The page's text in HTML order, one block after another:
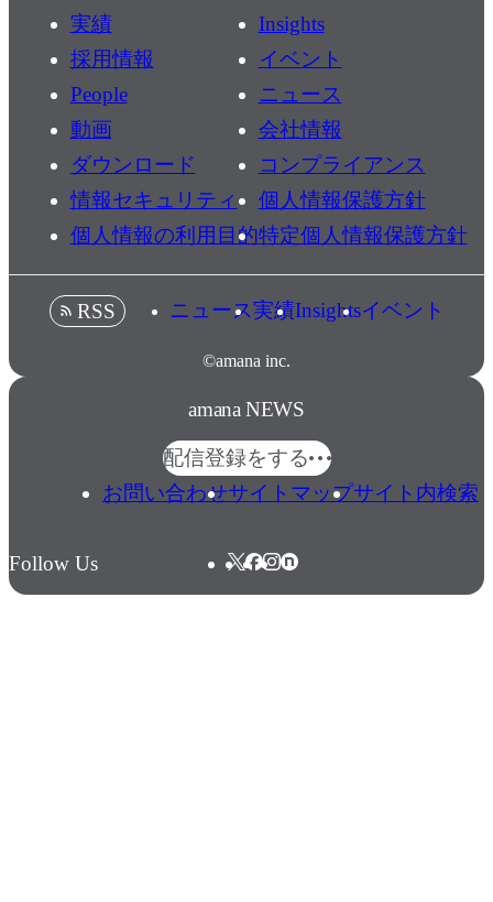
実績
Insights
採用情報
イベント
People
ニュース
動画
会社情報
ダウンロード
コンプライアンス
情報セキュリティ
個人情報保護方針
個人情報の利用目的特定個人情報保護方針
©amana inc.
RSS ニュース実績Insightsイベント
amana NEWS
配信登録をする
お問い合わせサイトマップサイト内検索
Follow Us